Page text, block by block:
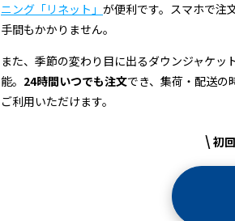
ニング「リネット」 が便利です。スマホで注
手間もかかりません。
また、季節の変わり目に出るダウンジャケ
能。 24時間いつでも注文でき、集荷・配送の
ご利用いただけます。
\ 初